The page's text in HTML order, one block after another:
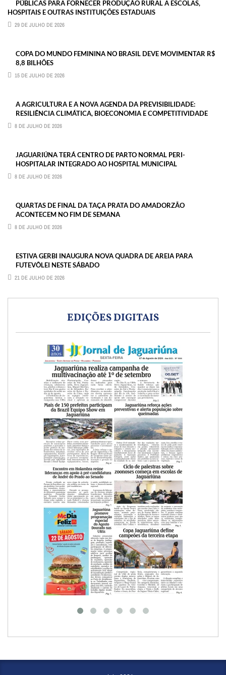
PÚBLICAS PARA FORNECER PRODUÇÃO RURAL A ESCOLAS,
HOSPITAIS E OUTRAS INSTITUIÇÕES ESTADUAIS
29 DE JULHO DE 2026
COPA DO MUNDO FEMININA NO BRASIL DEVE MOVIMENTAR R$
8,8 BILHÕES
15 DE JULHO DE 2026
A AGRICULTURA E A NOVA AGENDA DA PREVISIBILIDADE:
RESILIÊNCIA CLIMÁTICA, BIOECONOMIA E COMPETITIVIDADE
8 DE JULHO DE 2026
JAGUARIÚNA TERÁ CENTRO DE PARTO NORMAL PERI-
HOSPITALAR INTEGRADO AO HOSPITAL MUNICIPAL
8 DE JULHO DE 2026
QUARTAS DE FINAL DA TAÇA PRATA DO AMADORZÃO
ACONTECEM NO FIM DE SEMANA
8 DE JULHO DE 2026
ESTIVA GERBI INAUGURA NOVA QUADRA DE AREIA PARA
FUTEVÔLEI NESTE SÁBADO
21 DE JULHO DE 2026
EDIÇÕES DIGITAIS